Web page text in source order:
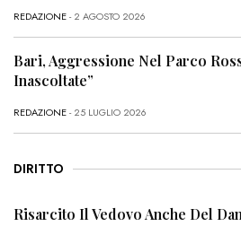
REDAZIONE- 2 AGOSTO 2026
Bari, Aggressione Nel Parco
Inascoltate”
REDAZIONE- 25 LUGLIO 2026
DIRITTO
Risarcito Il Vedovo Anche Del